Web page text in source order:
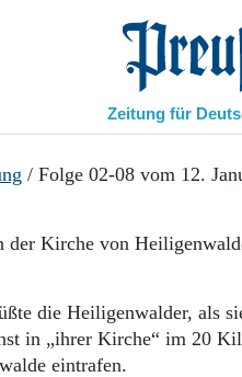
Preußische
Zeitung für
/ Folge 02-08 vom 12.
der Kirche von
die Heiligenwalder, als
in „ihrer Kirche“ im 20
eintrafen.